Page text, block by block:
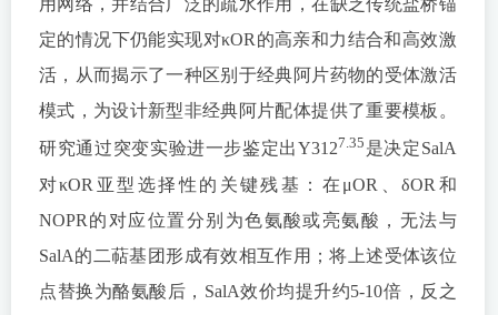
用网络，并结合广泛的疏水作用，在缺乏传统盐桥锚
定的情况下仍能实现对κOR的高亲和力结合和高效激
活，从而揭示了一种区别于经典阿片药物的受体激活
模式，为设计新型非经典阿片配体提供了重要模板。
研究通过突变实验进一步鉴定出Y3127.35 是决定SalA
对κOR亚型选择性的关键残基：在μOR、δOR和
NOPR的对应位置分别为色氨酸或亮氨酸，无法与
SalA的二萜基团形成有效相互作用；将上述受体该位
点替换为酪氨酸后，SalA效价均提升约5-10倍，反之